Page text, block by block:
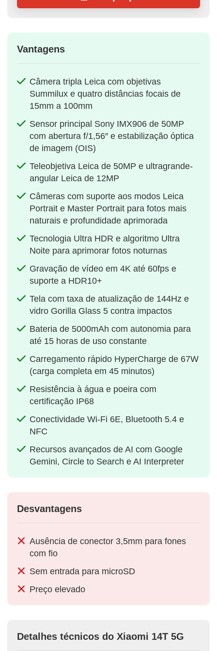
Vantagens
Câmera tripla Leica com objetivas
Summilux e quatro distâncias focais de
15mm a 100mm
Sensor principal Sony IMX906 de 50MP
com abertura f/1,56″ e estabilização óptica
de imagem (OIS)
Teleobjetiva Leica de 50MP e ultragrande-
angular Leica de 12MP
Câmeras com suporte aos modos Leica
Portrait e Master Portrait para fotos mais
naturais e profundidade aprimorada
Tecnologia Ultra HDR e algoritmo Ultra
Noite para aprimorar fotos noturnas
Gravação de vídeo em 4K até 60fps e
suporte a HDR10+
Tela com taxa de atualização de 144Hz e
vidro Gorilla Glass 5 contra impactos
Bateria de 5000mAh com autonomia para
até 15 horas de uso constante
Carregamento rápido HyperCharge de 67W
(carga completa em 45 minutos)
Resistência à água e poeira com
certificação IP68
Conectividade Wi-Fi 6E, Bluetooth 5.4 e
NFC
Recursos avançados de AI com Google
Gemini, Circle to Search e AI Interpreter
Desvantagens
Ausência de conector 3,5mm para fones
com fio
Sem entrada para microSD
Preço elevado
Detalhes técnicos do Xiaomi 14T 5G